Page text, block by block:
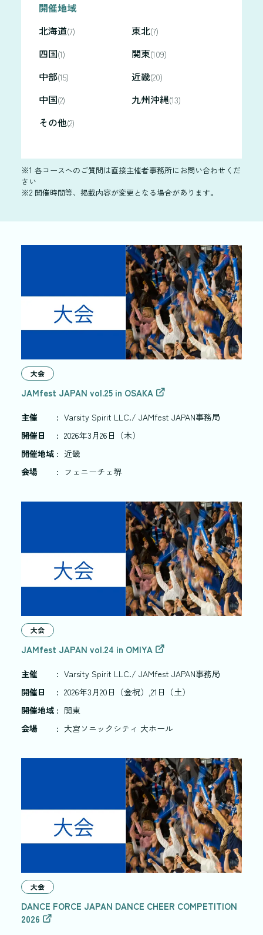
開催地域
北海道(7) 東北(7)
四国(1) 関東(109)
中部(15) 近畿(20)
中国(2) 九州沖縄(13)
その他(2)
※1 各コースへのご質問は直接主催者事務所にお問い合わせくだ
さい
※2 開催時間等、掲載内容が変更となる場合があります。
大会
JAMfest JAPAN vol.25 in OSAKA
主催 : Varsity Spirit LLC./ JAMfest JAPAN事務局
開催日
: 2026年3月26日（木）
開催地域 : 近畿
会場
: フェニーチェ堺
大会
JAMfest JAPAN vol.24 in OMIYA
主催 : Varsity Spirit LLC./ JAMfest JAPAN事務局
開催日
: 2026年3月20日（金祝）,21日（土）
開催地域 : 関東
会場
: 大宮ソニックシティ 大ホール
大会
DANCE FORCE JAPAN DANCE CHEER COMPETITION
2026